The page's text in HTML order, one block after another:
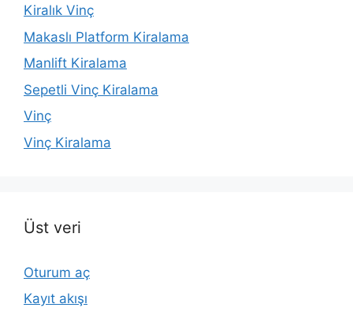
Kiralık Vinç
Makaslı Platform Kiralama
Manlift Kiralama
Sepetli Vinç Kiralama
Vinç
Vinç Kiralama
Üst veri
Oturum aç
Kayıt akışı